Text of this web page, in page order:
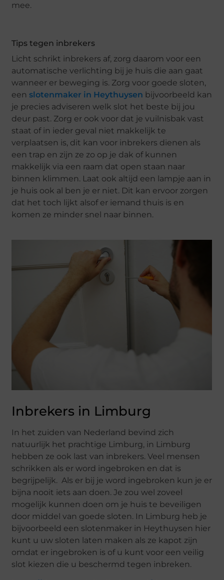
mee.
Tips tegen inbrekers
Licht schrikt inbrekers af, zorg daarom voor een
automatische verlichting bij je huis die aan gaat
wanneer er beweging is. Zorg voor goede sloten,
eenslotenmaker in Heythuysen bijvoorbeeld kan
je precies adviseren welk slot het beste bij jou
deur past. Zorg er ook voor dat je vuilnisbak vast
staat of in ieder geval niet makkelijk te
verplaatsen is, dit kan voor inbrekers dienen als
een trap en zijn ze zo op je dak of kunnen
makkelijk via een raam dat open staan naar
binnen klimmen. Laat ook altijd een lampje aan in
je huis ook al ben je er niet. Dit kan ervoor zorgen
dat het toch lijkt alsof er iemand thuis is en
komen ze minder snel naar binnen.
Inbrekers in Limburg
In het zuiden van Nederland bevind zich
natuurlijk het prachtige Limburg, in Limburg
hebben ze ook last van inbrekers. Veel mensen
schrikken als er word ingebroken en dat is
begrijpelijk. Als er bij je word ingebroken kun je er
bijna nooit iets aan doen. Je zou wel zoveel
mogelijk kunnen doen om je huis te beveiligen
door middel van goede sloten. In Limburg heb je
bijvoorbeeld een slotenmaker in Heythuysen hier
kunt u uw sloten laten maken als ze kapot zijn
omdat er ingebroken is of u kunt voor een veilig
slot kiezen die u beschermd tegen inbreken.